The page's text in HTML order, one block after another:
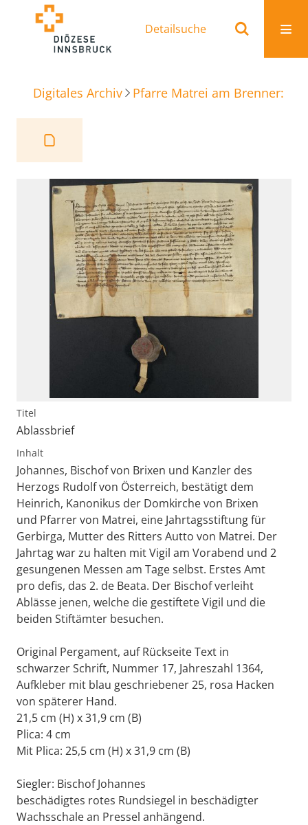
Detailsuche
Digitales Archiv Pfarre Matrei am Brenner:
Titel
Ablassbrief
Inhalt
Johannes, Bischof von Brixen und Kanzler des
Herzogs Rudolf von Österreich, bestätigt dem
Heinrich, Kanonikus der Domkirche von Brixen
und Pfarrer von Matrei, eine Jahrtagsstiftung für
Gerbirga, Mutter des Ritters Autto von Matrei. Der
Jahrtag war zu halten mit Vigil am Vorabend und 2
gesungenen Messen am Tage selbst. Erstes Amt
pro defis, das 2. de Beata. Der Bischof verleiht
Ablässe jenen, welche die gestiftete Vigil und die
beiden Stiftämter besuchen.
Original Pergament, auf Rückseite Text in
schwarzer Schrift, Nummer 17, Jahreszahl 1364,
Aufkleber mit blau geschriebener 25, rosa Hacken
von späterer Hand.
21,5 cm (H) x 31,9 cm (B)
Plica: 4 cm
Mit Plica: 25,5 cm (H) x 31,9 cm (B)
Siegler: Bischof Johannes
beschädigtes rotes Rundsiegel in beschädigter
Wachsschale an Pressel anhängend.